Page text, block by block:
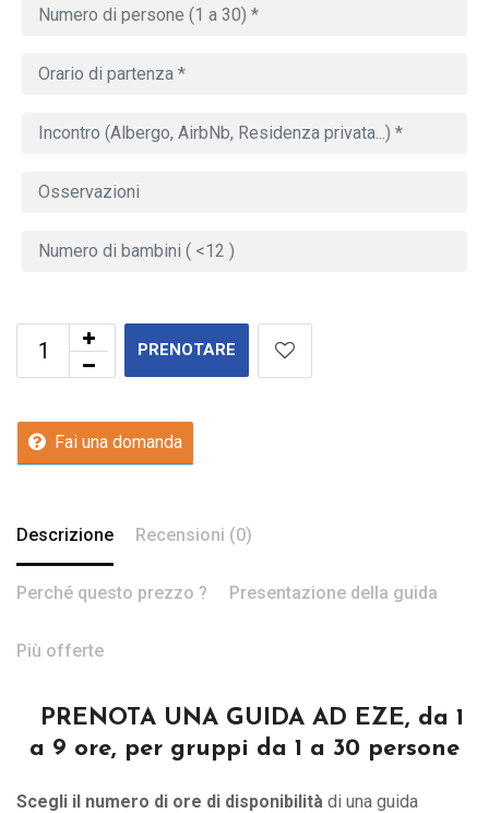
PRENOTARE
Fai una domanda
Descrizione Recensioni (0)
Perché questo prezzo ? Presentazione della guida
Più offerte
PRENOTA UNA GUIDA AD EZE, da 1
a 9 ore, per gruppi da 1 a 30 persone
Scegli il numero di ore di disponibilità di una guida